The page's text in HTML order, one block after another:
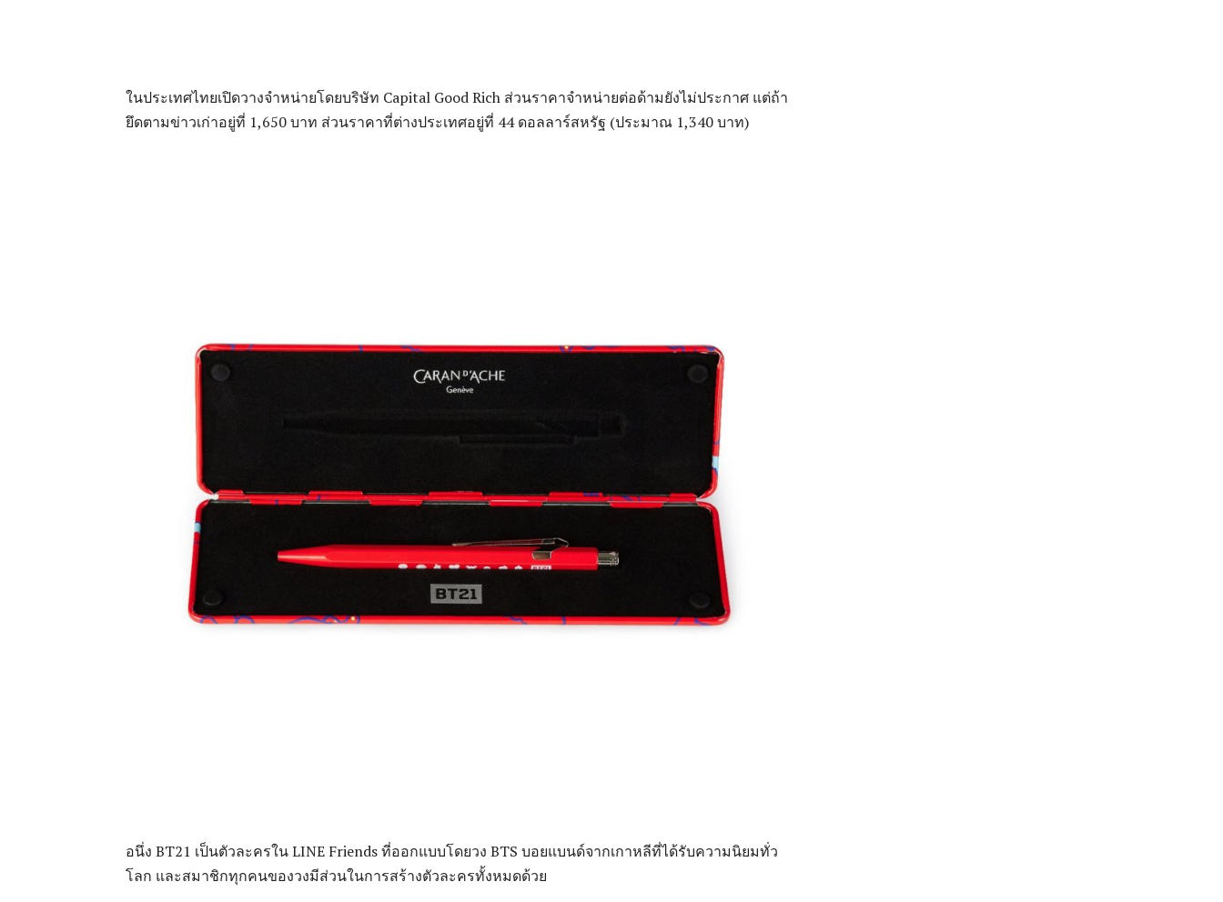
ในประเทศไทยเปิดวางจำหน่ายโดยบริษัท Capital Good Rich ส่วนราคาจำหน่ายต่อด้ามยังไม่ประกาศ แต่ถ้า
ยึดตามข่าวเก่าอยู่ที่ 1,650 บาท ส่วนราคาที่ต่างประเทศอยู่ที่ 44 ดอลลาร์สหรัฐ (ประมาณ 1,340 บาท)
อนึ่ง BT21 เป็นตัวละครใน LINE Friends ที่ออกแบบโดยวง BTS บอยแบนด์จากเกาหลีที่ได้รับความนิยมทั่ว
โลก และสมาชิกทุกคนของวงมีส่วนในการสร้างตัวละครทั้งหมดด้วย